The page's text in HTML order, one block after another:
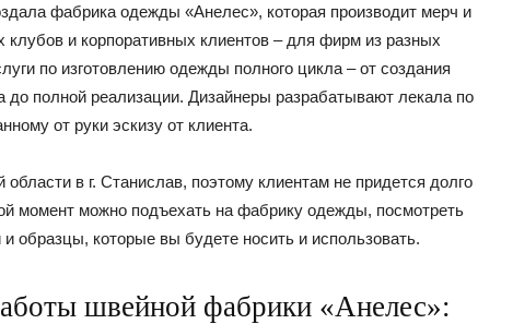
фабрика одежды «Анелес», которая производит мерч и
и корпоративных клиентов – для фирм из разных
по изготовлению одежды полного цикла – от создания
до полной реализации. Дизайнеры разрабатывают лекала по
от руки эскизу от клиента.
в г. Станислав, поэтому клиентам не придется долго
момент можно подъехать на фабрику одежды, посмотреть
и образцы, которые вы будете носить и использовать.
швейной фабрики «Анелес»: